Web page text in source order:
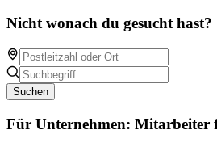
Nicht wonach du gesucht hast?
Suchen
Für Unternehmen: Mitarbeiter